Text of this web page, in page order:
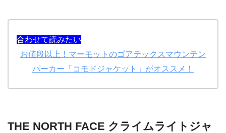
合わせて読みたい
お値段以上！マーモットのゴアテックスマウンテン
パーカー「コモドジャケット」がオススメ！
THE NORTH FACE クライムライトジャ